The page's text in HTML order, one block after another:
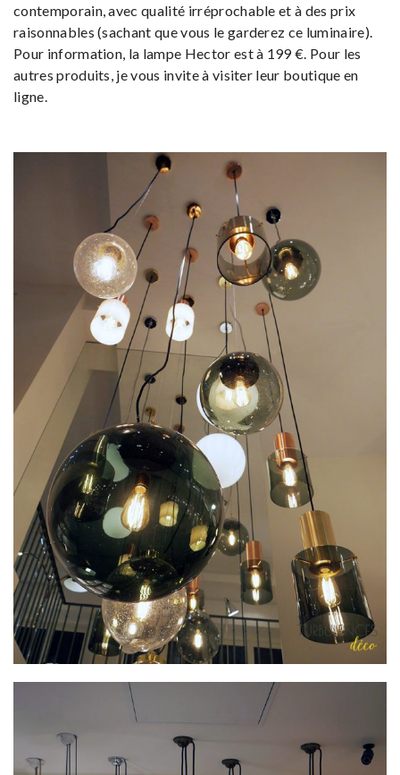
contemporain, avec qualité irréprochable et à des prix
raisonnables (sachant que vous le garderez ce luminaire).
Pour information, la lampe Hector est à 199 €. Pour les
autres produits, je vous invite à visiter leur boutique en
ligne.